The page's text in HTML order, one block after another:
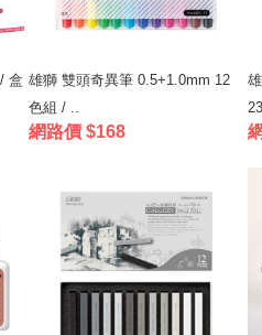
盒 雄獅 雙頭奇異筆 0.5+1.0mm 12
色組 / ..
網路價 $168